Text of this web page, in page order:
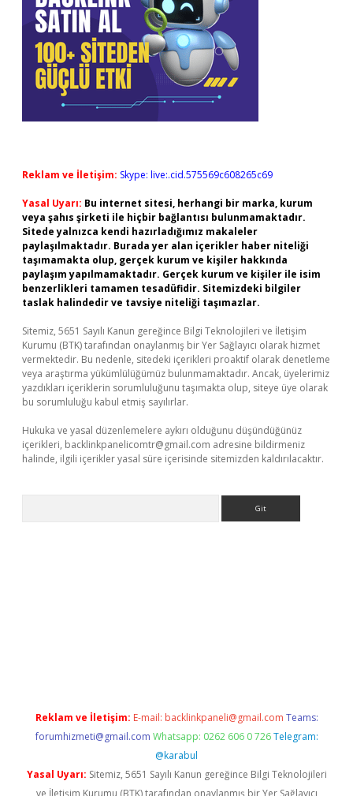
Reklam ve İletişim: Skype: live:.cid.575569c608265c69
Yasal Uyarı: Bu internet sitesi, herhangi bir marka, kurum
veya şahıs şirketi ile hiçbir bağlantısı bulunmamaktadır.
Sitede yalnızca kendi hazırladığımız makaleler
paylaşılmaktadır. Burada yer alan içerikler haber niteliği
taşımamakta olup, gerçek kurum ve kişiler hakkında
paylaşım yapılmamaktadır. Gerçek kurum ve kişiler ile isim
benzerlikleri tamamen tesadüfidir. Sitemizdeki bilgiler
taslak halindedir ve tavsiye niteliği taşımazlar.
Sitemiz, 5651 Sayılı Kanun gereğince Bilgi Teknolojileri ve İletişim
Kurumu (BTK) tarafından onaylanmış bir Yer Sağlayıcı olarak hizmet
vermektedir. Bu nedenle, sitedeki içerikleri proaktif olarak denetleme
veya araştırma yükümlülüğümüz bulunmamaktadır. Ancak, üyelerimiz
yazdıkları içeriklerin sorumluluğunu taşımakta olup, siteye üye olarak
bu sorumluluğu kabul etmiş sayılırlar.
Hukuka ve yasal düzenlemelere aykırı olduğunu düşündüğünüz
içerikleri, backlinkpanelicomtr@gmail.com adresine bildirmeniz
halinde, ilgili içerikler yasal süre içerisinde sitemizden kaldırılacaktır.
Reklam ve İletişim: E-mail: backlinkpaneli@gmail.com Teams:
forumhizmeti@gmail.com Whatsapp: 0262 606 0 726 Telegram:
@karabul
Yasal Uyarı: Sitemiz, 5651 Sayılı Kanun gereğince Bilgi Teknolojileri
ve İletişim Kurumu (BTK) tarafından onaylanmış bir Yer Sağlayıcı